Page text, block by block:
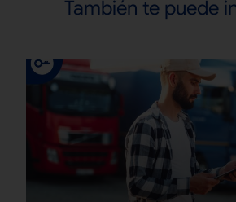
También te puede